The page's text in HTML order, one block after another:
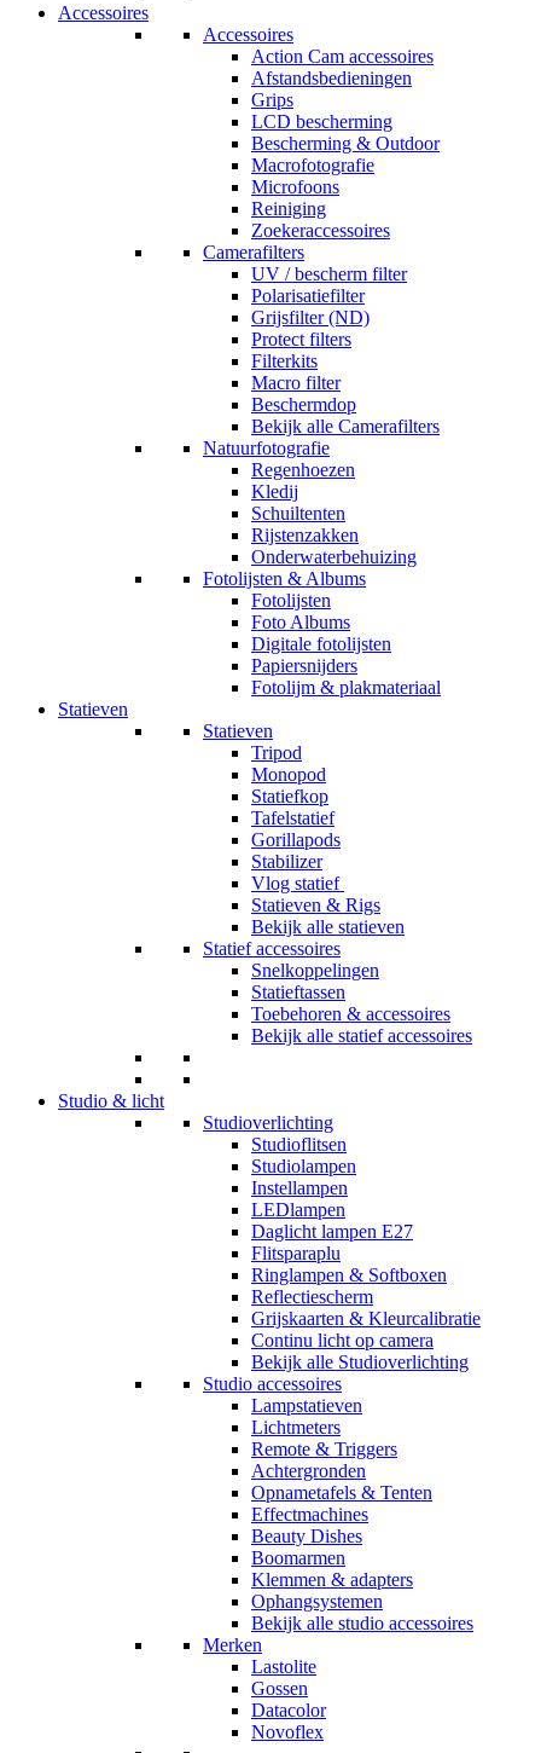
Accessoires
Accessoires
Action Cam accessoires
Afstandsbedieningen
Grips
LCD bescherming
Bescherming & Outdoor
Macrofotografie
Microfoons
Reiniging
Zoekeraccessoires
Camerafilters
UV / bescherm filter
Polarisatiefilter
Grijsfilter (ND)
Protect filters
Filterkits
Macro filter
Beschermdop
Bekijk alle Camerafilters
Natuurfotografie
Regenhoezen
Kledij
Schuiltenten
Rijstenzakken
Onderwaterbehuizing
Fotolijsten & Albums
Fotolijsten
Foto Albums
Digitale fotolijsten
Papiersnijders
Fotolijm & plakmateriaal
Statieven
Statieven
Tripod
Monopod
Statiefkop
Tafelstatief
Gorillapods
Stabilizer
Vlog statief
Statieven & Rigs
Bekijk alle statieven
Statief accessoires
Snelkoppelingen
Statieftassen
Toebehoren & accessoires
Bekijk alle statief accessoires
Studio & licht
Studioverlichting
Studioflitsen
Studiolampen
Instellampen
LEDlampen
Daglicht lampen E27
Flitsparaplu
Ringlampen & Softboxen
Reflectiescherm
Grijskaarten & Kleurcalibratie
Continu licht op camera
Bekijk alle Studioverlichting
Studio accessoires
Lampstatieven
Lichtmeters
Remote & Triggers
Achtergronden
Opnametafels & Tenten
Effectmachines
Beauty Dishes
Boomarmen
Klemmen & adapters
Ophangsystemen
Bekijk alle studio accessoires
Merken
Lastolite
Gossen
Datacolor
Novoflex